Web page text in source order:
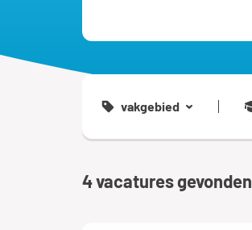
vakgebied
4vacatures gevonden